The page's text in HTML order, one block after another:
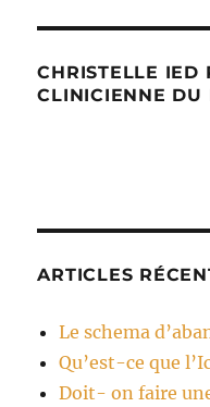
CHRISTELLE IED
CLINICIENNE DU
ARTICLES
Le schema
Qu’est-ce que
Doit- on faire